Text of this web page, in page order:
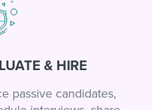
& HIRE
passive candidates,